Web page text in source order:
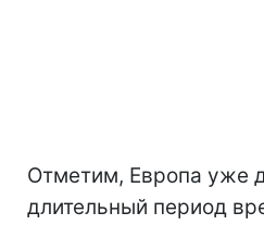
Отметим, Европа уже
длительный период